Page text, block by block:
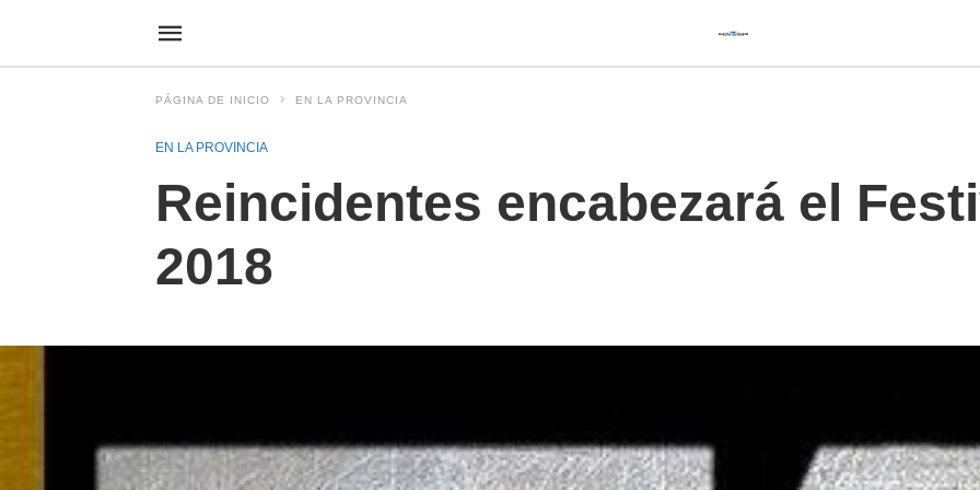
PÁGINA DE INICIO EN LA PROVINCIA
EN LA PROVINCIA
Reincidentes encabezará el
2018